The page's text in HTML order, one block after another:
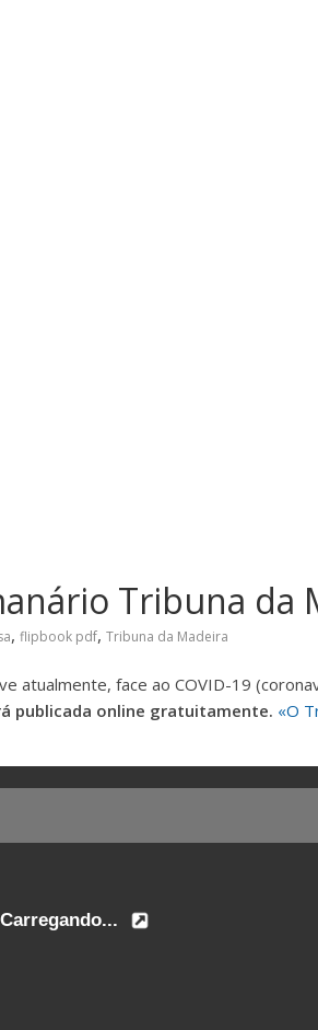
Tribuna da
, flipbook pdf, Tribuna da Madeira
atualmente, face ao COVID-19
publicada online gratuitamente. «O